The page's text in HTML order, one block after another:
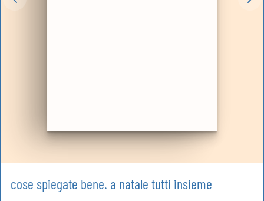
cose spiegate bene. a natale tutti insieme